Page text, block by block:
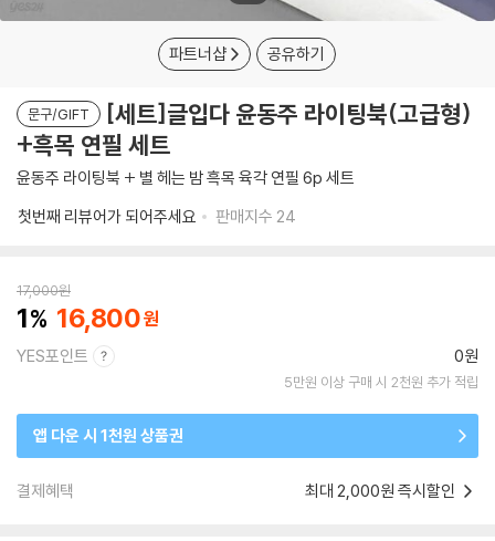
파트너샵 공유하기
문구/GIFT
[세트]글입다 윤동주 라이팅북(고급형)
+흑목 연필 세트
윤동주 라이팅북 + 별 헤는 밤 흑목 육각 연필 6p 세트
첫번째 리뷰어가 되어주세요
판매지수 24
17,000원
1 16,800
YES포인트 0원
5만원 이상 구매 시 2천원 추가 적립
앱 다운 시 1천원 상품권
결제혜택 최대 2,000원 즉시할인